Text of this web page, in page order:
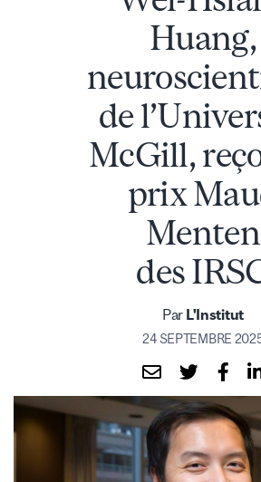
Huang,
de
McGill,
prix
Menten
des
Par L'Institut
24 SEPTEMBRE